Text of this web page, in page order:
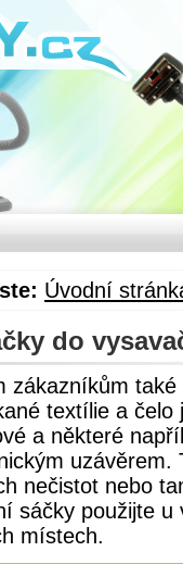
Úvodní
do
zákazníkům
textílie a čelo
a některé
nečistot nebo
sáčky použijte
místech.